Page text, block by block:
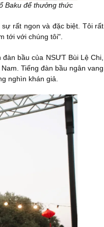
Baku để thưởng thức
rất ngon và đặc biệt. Tôi rất
tới với chúng tôi".
bầu của NSƯT Bùi Lệ Chi,
Tiếng đàn bầu ngân vang
nghìn khán giả.